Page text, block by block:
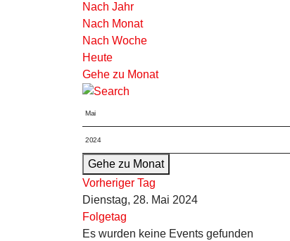
Nach Jahr
Nach Monat
Nach Woche
Heute
Gehe zu Monat
Gehe zu Monat
Vorheriger Tag
Dienstag, 28. Mai 2024
Folgetag
Es wurden keine Events gefunden